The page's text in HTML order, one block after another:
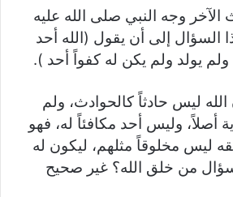
وجه النبي صلى الله عليه
السؤال إلى أن يقول (الله أحد
ولم يولد ولم يكن له كفواً أحد ).
الله ليس حادثاً كالحوادث، ولم
أصلاً، وليس أحد مكافئاً له، فهو
ليس مخلوقاً مثلهم، ليكون له
من خلق الله؟ غير صحيح